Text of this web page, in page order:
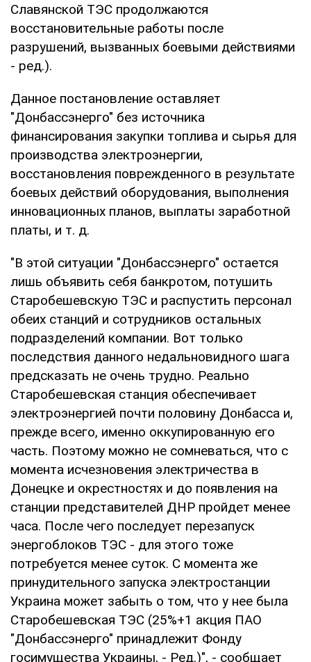
Славянской ТЭС продолжаются
восстановительные работы после
разрушений, вызванных боевыми действиями
- ред.).
Данное постановление оставляет
"Донбассэнерго" без источника
финансирования закупки топлива и сырья для
производства электроэнергии,
восстановления поврежденного в результате
боевых действий оборудования, выполнения
инновационных планов, выплаты заработной
платы, и т. д.
"В этой ситуации "Донбассэнерго" остается
лишь объявить себя банкротом, потушить
Старобешевскую ТЭС и распустить персонал
обеих станций и сотрудников остальных
подразделений компании. Вот только
последствия данного недальновидного шага
предсказать не очень трудно. Реально
Старобешевская станция обеспечивает
электроэнергией почти половину Донбасса и,
прежде всего, именно оккупированную его
часть. Поэтому можно не сомневаться, что с
момента исчезновения электричества в
Донецке и окрестностях и до появления на
станции представителей ДНР пройдет менее
часа. После чего последует перезапуск
энергоблоков ТЭС - для этого тоже
потребуется менее суток. С момента же
принудительного запуска электростанции
Украина может забыть о том, что у нее была
Старобешевская ТЭС (25%+1 акция ПАО
"Донбассэнерго" принадлежит Фонду
госимущества Украины, - Ред.)", - сообщает